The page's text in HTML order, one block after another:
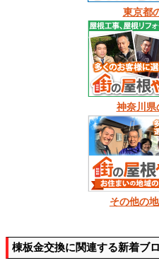
東京都
神奈川県
その他の
棟板金交換に関連する新着ブ